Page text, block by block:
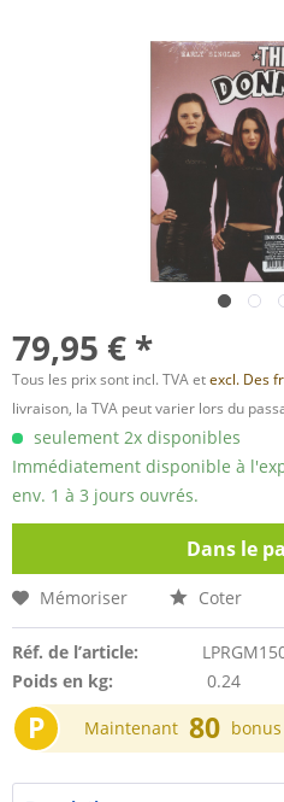
79,95 € *
Tous les prix sont incl. TVA etexcl. Des
livraison, la TVA peut varier lors du
seulement 2x disponibles
Immédiatement disponible à
env. 1 à 3 jours ouvrés.
Dans le
Mémoriser Coter
Réf. de l’article:
Poids en kg:
0.24
P Maintenant 80